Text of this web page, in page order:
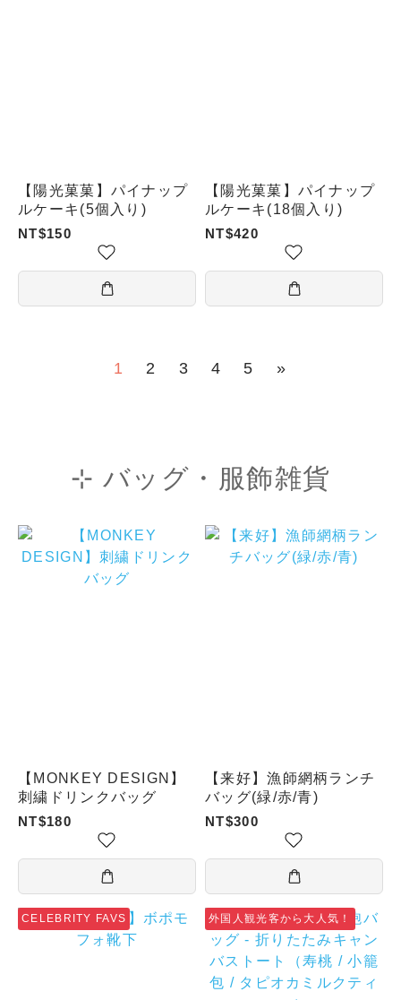
【陽光菓菓】パイナップ
ルケーキ(5個入り)
NT$150
【陽光菓菓】パイナップ
ルケーキ(18個入り)
NT$420
1 2 3 4 5 »
⊹ バッグ・服飾雑貨
【MONKEY DESIGN】
刺繍ドリンクバッグ
NT$180
【来好】漁師網柄ランチ
バッグ(緑/赤/青)
NT$300
CELEBRITY FAVS 外国人観光客から大人気！